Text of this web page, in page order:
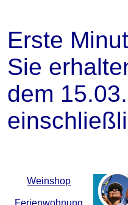
Erste
Sie
dem
Weinshop
Ferienwohnung